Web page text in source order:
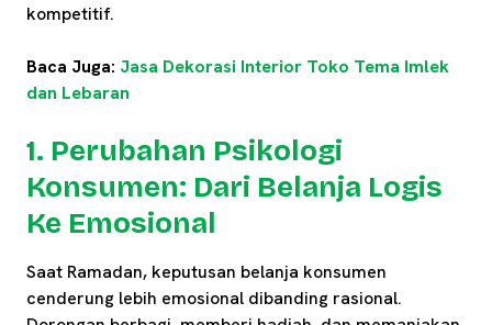
kompetitif.
Baca Juga: Jasa Dekorasi Interior Toko Tema Imlek
dan Lebaran
1. Perubahan Psikologi
Konsumen: Dari Belanja Logis
Ke Emosional
Saat Ramadan, keputusan belanja konsumen
cenderung lebih emosional dibanding rasional.